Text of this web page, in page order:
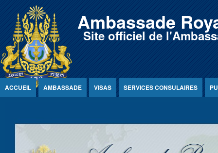
Jump to Content Ambassade
Site officiel de
ACCUEIL AMBASSADE VISAS SERVICES CONSULAIRES